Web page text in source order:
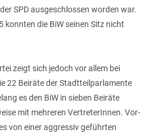
SPD ausgeschlossen worden war.
konnten die BiW seinen Sitz nicht
zeigt sich jedoch vor allem bei
22 Beiräte der Stadtteilparlamente
es den BiW in sieben Beiräte
mit mehreren VertreterInnen. Vor­
von einer aggressiv geführten